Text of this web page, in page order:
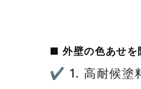
■ 外壁の色あせを
✔ 1. 高耐候塗